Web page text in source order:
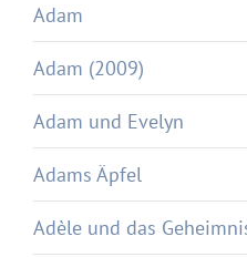
Adam
Adam (2009)
Adam und Evelyn
Adams Äpfel
Adèle und das